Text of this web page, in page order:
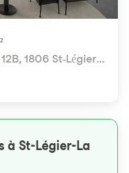
, 1806 St-Légier-La Chiésaz
à St-Légier-La